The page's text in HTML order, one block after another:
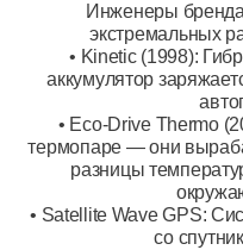
Инженеры
экстремальных
• Kinetic (1998):
аккумулятор
• Eco-Drive Thermo
термопаре — они
разницы
• Satellite Wave GPS:
со